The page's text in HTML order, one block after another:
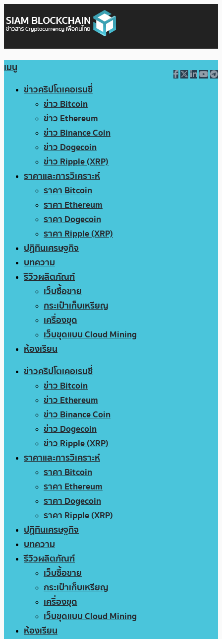
เมนู
ข่าวคริปโตเคอเรนซี่
ข่าว Bitcoin
ข่าว Ethereum
ข่าว Binance Coin
ข่าว Dogecoin
ข่าว Ripple (XRP)
ราคาและการวิเคราะห์
ราคา Bitcoin
ราคา Ethereum
ราคา Dogecoin
ราคา Ripple (XRP)
ปฏิทินเศรษฐกิจ
บทความ
รีวิวผลิตภัณฑ์
เว็บซื้อขาย
กระเป๋าเก็บเหรียญ
เครื่องขุด
เว็บขุดแบบ Cloud Mining
ห้องเรียน
ข่าวคริปโตเคอเรนซี่
ข่าว Bitcoin
ข่าว Ethereum
ข่าว Binance Coin
ข่าว Dogecoin
ข่าว Ripple (XRP)
ราคาและการวิเคราะห์
ราคา Bitcoin
ราคา Ethereum
ราคา Dogecoin
ราคา Ripple (XRP)
ปฏิทินเศรษฐกิจ
บทความ
รีวิวผลิตภัณฑ์
เว็บซื้อขาย
กระเป๋าเก็บเหรียญ
เครื่องขุด
เว็บขุดแบบ Cloud Mining
ห้องเรียน